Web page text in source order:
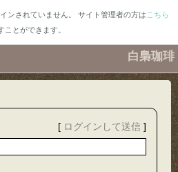
ンされていません。 サイト管理者の方は こちら
とができます。
白梟珈琲
[ ログインして送信 ]